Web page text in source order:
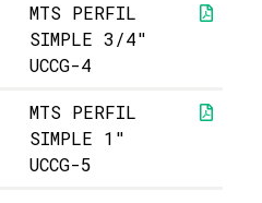
MTS PERFIL
SIMPLE 3/4"
UCCG-4
MTS PERFIL
SIMPLE 1"
UCCG-5